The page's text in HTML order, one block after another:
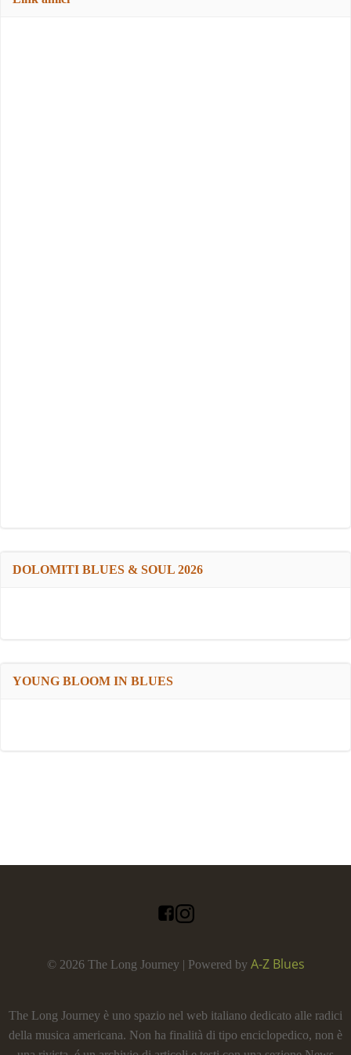
DOLOMITI BLUES & SOUL 2026
YOUNG BLOOM IN BLUES
© 2026 The Long Journey | Powered by A-Z Blues
The Long Journey è uno spazio nel web italiano dedicato alle radici
della musica americana. Non ha finalità di tipo enciclopedico, non è